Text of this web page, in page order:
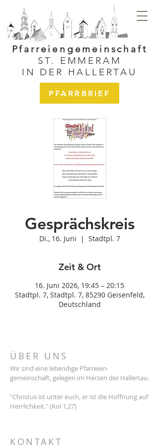
Pfarreiengemeinschaft
ST. EMMERAM
IN DER HALLERTAU
PFARRBRIEF
Gesprächskreis
Di., 16. Juni
  |
Stadtpl. 7
Zeit & Ort
16. Juni 2026, 19:45 – 20:15
Stadtpl. 7, Stadtpl. 7, 85290 Geisenfeld,
Deutschland
ÜBER UNS
Wir sind eine lebendige Pfarreien-
gemeinschaft, gelegen im Herzen der Hallertau.
"Christus ist unter euch, er ist die Hoffnung auf
Herrlichkeit." (Kol 1,27)
KONTAKT